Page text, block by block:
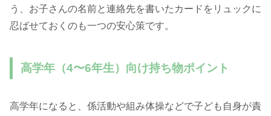
う、お子さんの名前と連絡先を書いたカードをリュックに
忍ばせておくのも一つの安心策です。
高学年（4〜6年生）向け持ち物ポイント
高学年になると、係活動や組み体操などで子ども自身が責